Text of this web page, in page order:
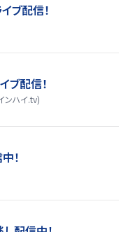
ブ配信！
ブ配信！
ンハイ.tv)
！